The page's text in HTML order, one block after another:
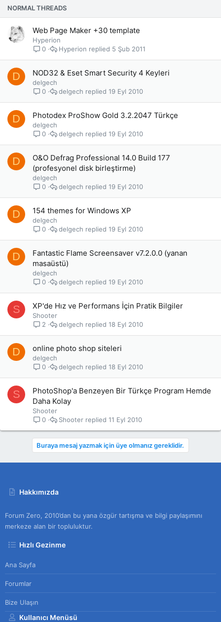
NORMAL THREADS
Web Page Maker +30 template
Hyperion
0
5 Şub 2011
Hyperion
D NOD32 & Eset Smart Security 4 Keyleri
delgech
0
19 Eyl 2010
delgech
D Photodex ProShow Gold 3.2.2047 Türkçe
delgech
0
19 Eyl 2010
delgech
D
O&O Defrag Professional 14.0 Build 177
(profesyonel disk birleştirme)
delgech
0
19 Eyl 2010
delgech
D 154 themes for Windows XP
delgech
0
19 Eyl 2010
delgech
D
Fantastic Flame Screensaver v7.2.0.0 (yanan
masaüstü)
delgech
0
19 Eyl 2010
delgech
S XP'de Hız ve Performans İçin Pratik Bilgiler
Shooter
2
18 Eyl 2010
delgech
D online photo shop siteleri
delgech
0
18 Eyl 2010
delgech
S
PhotoShop'a Benzeyen Bir Türkçe Program Hemde
Daha Kolay
Shooter
0
11 Eyl 2010
Shooter
Buraya mesaj yazmak için üye olmanız gereklidir.
Hakkımızda
Forum Zero, 2010’dan bu yana özgür tartışma ve bilgi paylaşımını
merkeze alan bir topluluktur.
Hızlı Gezinme
Ana Sayfa
Forumlar
Bize Ulaşın
Kullanıcı Menüsü